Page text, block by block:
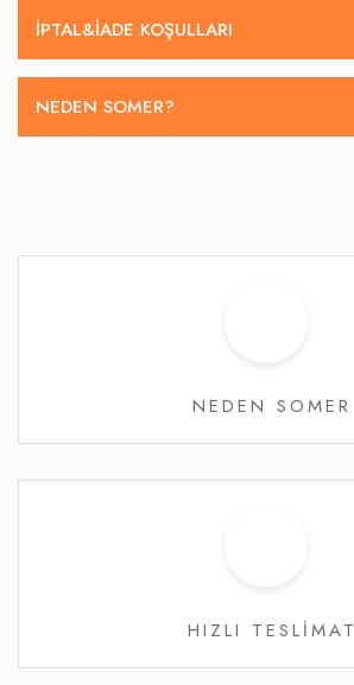
İPTAL&IADE KOŞULLARI
NEDEN SOMER?
NEDEN SOMER
HIZLI TESLİMAT